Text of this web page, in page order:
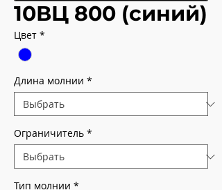
10ВЦ 800 (синий)
Цвет *
Длина молнии *
Ограничитель *
Тип молнии *